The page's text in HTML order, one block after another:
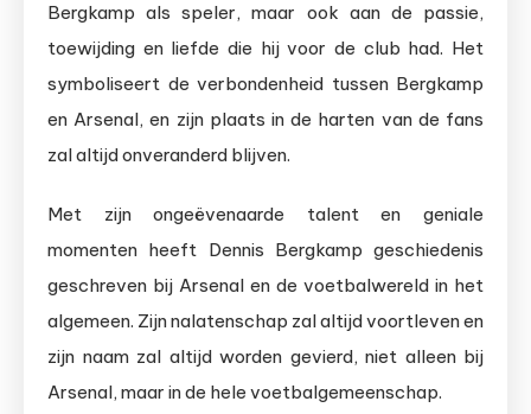
Bergkamp als speler, maar ook aan de passie,
toewijding en liefde die hij voor de club had. Het
symboliseert de verbondenheid tussen Bergkamp
en Arsenal, en zijn plaats in de harten van de fans
zal altijd onveranderd blijven.
Met zijn ongeëvenaarde talent en geniale
momenten heeft Dennis Bergkamp geschiedenis
geschreven bij Arsenal en de voetbalwereld in het
algemeen. Zijn nalatenschap zal altijd voortleven en
zijn naam zal altijd worden gevierd, niet alleen bij
Arsenal, maar in de hele voetbalgemeenschap.